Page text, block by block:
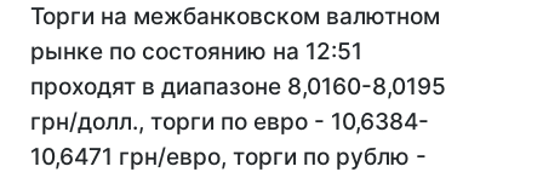
Торги на межбанковском валютном
рынке по состоянию на 12:51
проходят в диапазоне 8,0160-8,0195
грн/долл., торги по евро - 10,6384-
10,6471 грн/евро, торги по рублю -